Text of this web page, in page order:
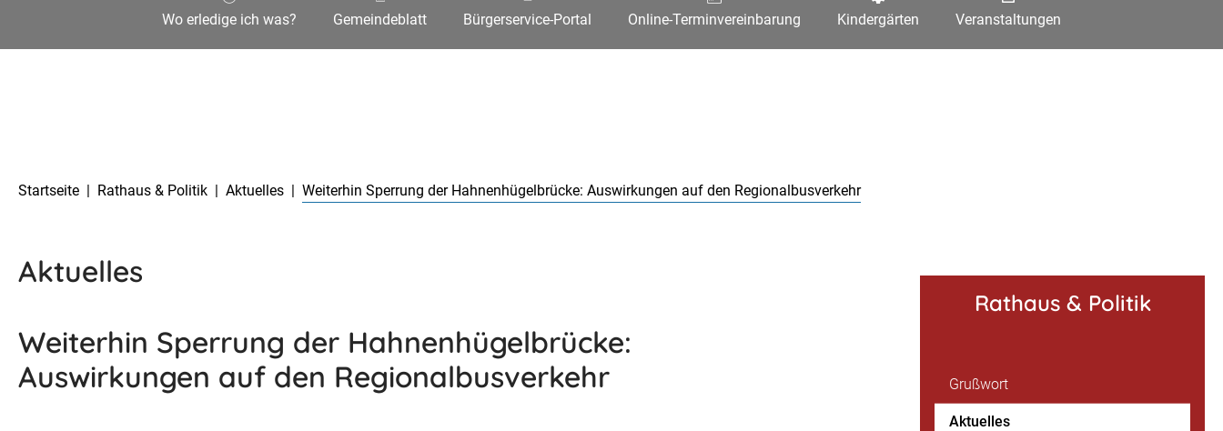
Wo erledige ich was? Gemeindeblatt Bürgerservice-Portal Online-Terminvereinbarung Kindergärten Veranstaltungen
Startseite
Rathaus & Politik Aktuelles Weiterhin Sperrung der Hahnenhügelbrücke: Auswirkungen auf den Regionalbusverkehr
Aktuelles
Weiterhin Sperrung der Hahnenhügelbrücke:
Auswirkungen auf den Regionalbusverkehr
Rathaus & Politik
Grußwort
Aktuelles